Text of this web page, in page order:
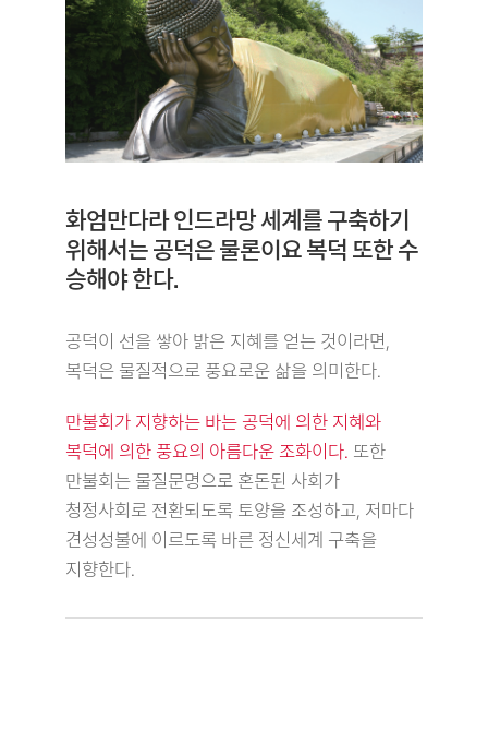
화엄만다라 인드라망 세계를 구축하기
위해서는 공덕은 물론이요 복덕 또한 수
승해야 한다.
공덕이 선을 쌓아 밝은 지혜를 얻는 것이라면,
복덕은 물질적으로 풍요로운 삶을 의미한다.
만불회가 지향하는 바는 공덕에 의한 지혜와
복덕에 의한 풍요의 아름다운 조화이다. 또한
만불회는 물질문명으로 혼돈된 사회가
청정사회로 전환되도록 토양을 조성하고, 저마다
견성성불에 이르도록 바른 정신세계 구축을
지향한다.